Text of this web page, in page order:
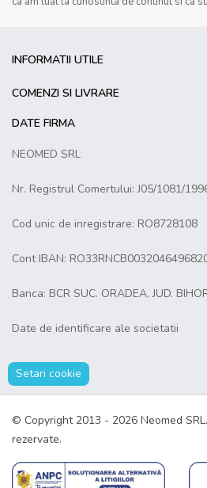
INFORMATII UTILE
COMENZI SI LIVRARE
DATE FIRMA
NEOMED SRL
Nr. Registrul Comertului: J05/1081/
Cod unic de inregistrare: RO8728108
Cont IBAN:
Banca: BCR SUC. ORADEA, JUD.
Date de identificare ale societatii
Setari cookie
© Copyright 2013 - 2026 Neomed
rezervate.